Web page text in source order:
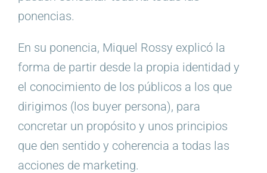
ponencias.
En su ponencia, Miquel Rossy explicó la
forma de partir desde la propia identidad y
el conocimiento de los públicos a los que
dirigimos (los buyer persona), para
concretar un propósito y unos principios
que den sentido y coherencia a todas las
acciones de marketing.